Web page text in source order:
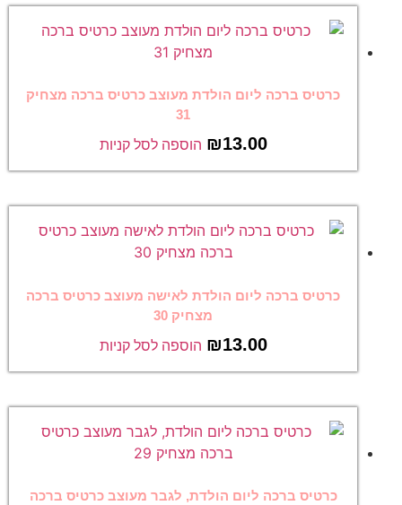
כרטיס ברכה ליום הולדת מעוצב כרטיס ברכה מצחיק
31
₪13.00 הוספה לסל קניות
כרטיס ברכה ליום הולדת לאישה מעוצב כרטיס ברכה
מצחיק 30
₪13.00 הוספה לסל קניות
כרטיס ברכה ליום הולדת, לגבר מעוצב כרטיס ברכה